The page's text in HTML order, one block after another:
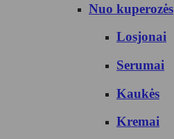
Nuo kuperozės
Losjonai
Serumai
Kaukės
Kremai